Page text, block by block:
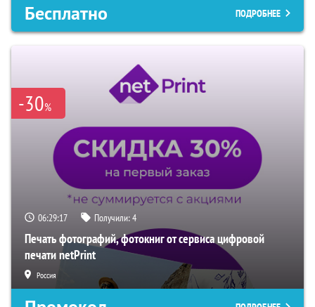
Бесплатно ПОДРОБНЕЕ
-30%
06:29:16 Получили:4
Печать фотографий, фотокниг от сервиса цифровой
печати netPrint
Россия